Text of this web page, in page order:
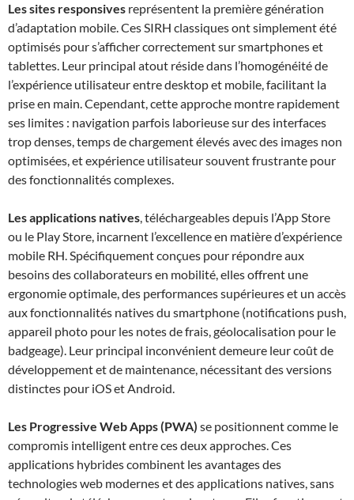
Les sites responsives représentent la première génération
d’adaptation mobile. Ces SIRH classiques ont simplement été
optimisés pour s’afficher correctement sur smartphones et
tablettes. Leur principal atout réside dans l’homogénéité de
l’expérience utilisateur entre desktop et mobile, facilitant la
prise en main. Cependant, cette approche montre rapidement
ses limites : navigation parfois laborieuse sur des interfaces
trop denses, temps de chargement élevés avec des images non
optimisées, et expérience utilisateur souvent frustrante pour
des fonctionnalités complexes.
Les applications natives, téléchargeables depuis l’App Store
ou le Play Store, incarnent l’excellence en matière d’expérience
mobile RH. Spécifiquement conçues pour répondre aux
besoins des collaborateurs en mobilité, elles offrent une
ergonomie optimale, des performances supérieures et un accès
aux fonctionnalités natives du smartphone (notifications push,
appareil photo pour les notes de frais, géolocalisation pour le
badgeage). Leur principal inconvénient demeure leur coût de
développement et de maintenance, nécessitant des versions
distinctes pour iOS et Android.
Les Progressive Web Apps (PWA) se positionnent comme le
compromis intelligent entre ces deux approches. Ces
applications hybrides combinent les avantages des
technologies web modernes et des applications natives, sans